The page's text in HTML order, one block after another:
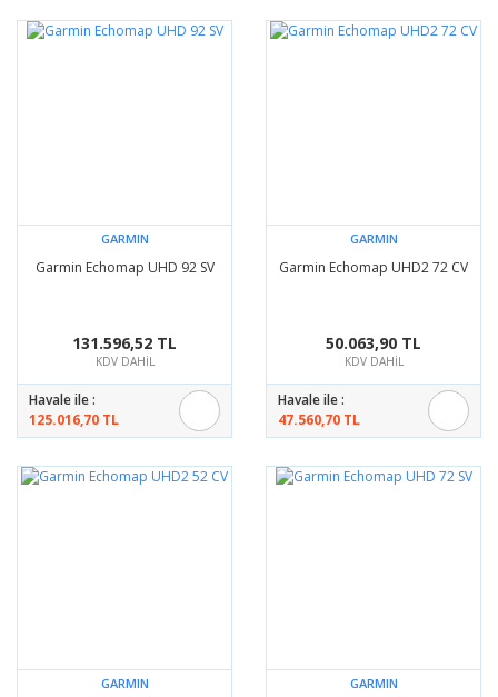
GARMIN
Garmin Echomap UHD 92 SV
131.596,52 TL
KDV DAHİL
Havale ile :
125.016,70 TL
GARMIN
Garmin Echomap UHD2 72 CV
50.063,90 TL
KDV DAHİL
Havale ile :
47.560,70 TL
GARMIN GARMIN